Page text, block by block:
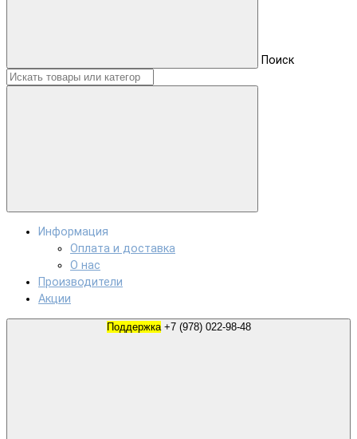
Поиск
Информация
Оплата и доставка
О нас
Производители
Акции
Поддержка +7 (978) 022-98-48